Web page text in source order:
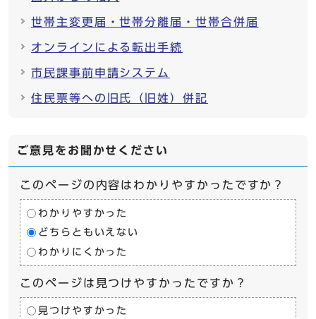
世帯主変更届・世帯分離届・世帯合併届
オンラインによる転出手続
市民課事前申請システム
住民票等への旧氏（旧姓）併記
ご意見をお聞かせください
このページの内容はわかりやすかったですか？
わかりやすかった
どちらともいえない
わかりにくかった
このページは見つけやすかったですか？
見つけやすかった